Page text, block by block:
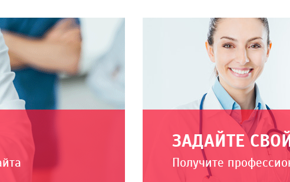
ЗАДАЙТЕ
Получите